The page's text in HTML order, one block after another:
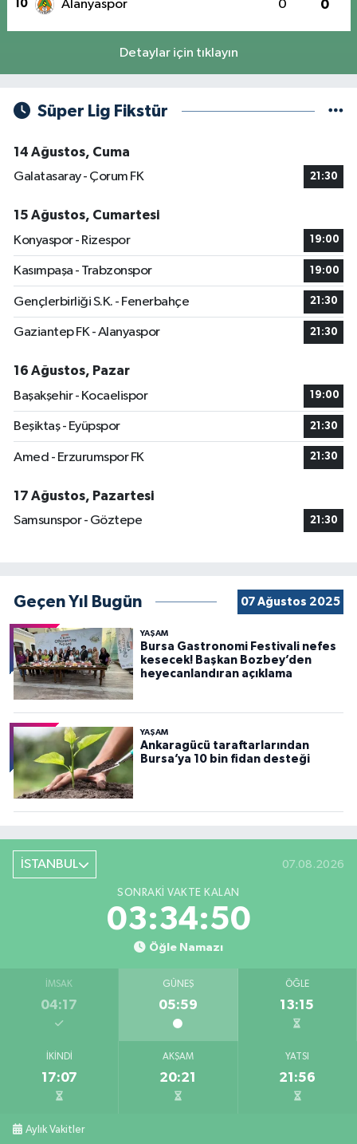
10 Alanyaspor 0 0
Detaylar için tıklayın
Süper Lig Fikstür
14 Ağustos, Cuma
Galatasaray - Çorum FK
21:30
15 Ağustos, Cumartesi
Konyaspor - Rizespor
19:00
Kasımpaşa - Trabzonspor 19:00
Gençlerbirliği S.K. - Fenerbahçe 21:30
Gaziantep FK - Alanyaspor 21:30
16 Ağustos, Pazar
Başakşehir - Kocaelispor
19:00
Beşiktaş - Eyüpspor 21:30
Amed - Erzurumspor FK 21:30
17 Ağustos, Pazartesi
Samsunspor - Göztepe
21:30
Geçen Yıl Bugün 07 Ağustos 2025
YAŞAM
Bursa Gastronomi Festivali nefes
kesecek! Başkan Bozbey’den
heyecanlandıran açıklama
YAŞAM
Ankaragücü taraftarlarından
Bursa’ya 10 bin fidan desteği
İSTANBUL 07.08.2026
SONRAKI VAKTE KALAN
03:34:48
Öğle Namazı
İMSAK
04:17
GÜNEŞ
05:59
ÖĞLE
13:15
İKINDI
17:07
AKŞAM
20:21
YATSI
21:56
Aylık Vakitler